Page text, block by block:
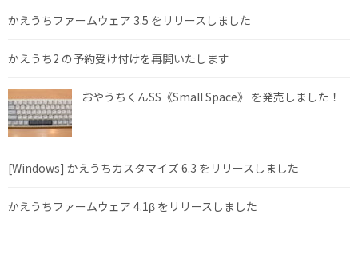
かえうちファームウェア 3.5 をリリースしました
かえうち2 の予約受け付けを再開いたします
おやうちくんSS《Small Space》 を発売しました！
[Windows] かえうちカスタマイズ 6.3 をリリースしました
かえうちファームウェア 4.1β をリリースしました